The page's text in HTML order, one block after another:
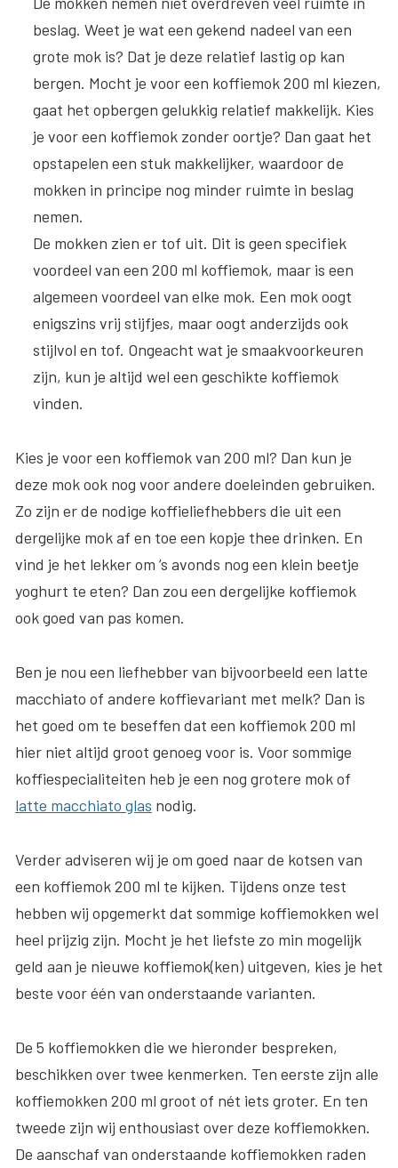
beslag. Weet je wat een gekend nadeel van een
grote mok is? Dat je deze relatief lastig op kan
bergen. Mocht je voor een koffiemok 200 ml kiezen,
gaat het opbergen gelukkig relatief makkelijk. Kies
je voor een koffiemok zonder oortje? Dan gaat het
opstapelen een stuk makkelijker, waardoor de
mokken in principe nog minder ruimte in beslag
nemen.
De mokken zien er tof uit. Dit is geen specifiek
voordeel van een 200 ml koffiemok, maar is een
algemeen voordeel van elke mok. Een mok oogt
enigszins vrij stijfjes, maar oogt anderzijds ook
stijlvol en tof. Ongeacht wat je smaakvoorkeuren
zijn, kun je altijd wel een geschikte koffiemok
vinden.
Kies je voor een koffiemok van 200 ml? Dan kun je
deze mok ook nog voor andere doeleinden gebruiken.
Zo zijn er de nodige koffieliefhebbers die uit een
dergelijke mok af en toe een kopje thee drinken. En
vind je het lekker om ’s avonds nog een klein beetje
yoghurt te eten? Dan zou een dergelijke koffiemok
ook goed van pas komen.
Ben je nou een liefhebber van bijvoorbeeld een latte
macchiato of andere koffievariant met melk? Dan is
het goed om te beseffen dat een koffiemok 200 ml
hier niet altijd groot genoeg voor is. Voor sommige
koffiespecialiteiten heb je een nog grotere mok of
latte macchiato glas nodig.
Verder adviseren wij je om goed naar de kotsen van
een koffiemok 200 ml te kijken. Tijdens onze test
hebben wij opgemerkt dat sommige koffiemokken wel
heel prijzig zijn. Mocht je het liefste zo min mogelijk
geld aan je nieuwe koffiemok(ken) uitgeven, kies je het
beste voor één van onderstaande varianten.
De 5 koffiemokken die we hieronder bespreken,
beschikken over twee kenmerken. Ten eerste zijn alle
koffiemokken 200 ml groot of nét iets groter. En ten
tweede zijn wij enthousiast over deze koffiemokken.
De aanschaf van onderstaande koffiemokken raden